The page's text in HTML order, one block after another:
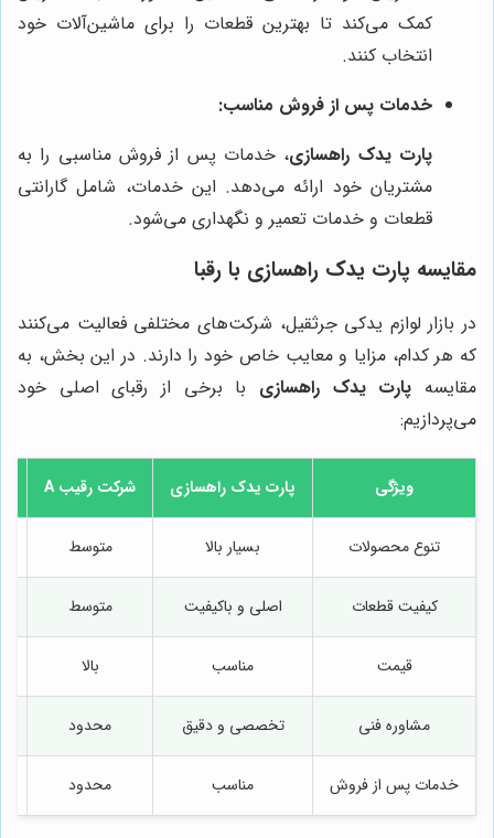
کمک می‌کند تا بهترین قطعات را برای ماشین‌آلات خود
انتخاب کنند.
خدمات پس از فروش مناسب:
پارت یدک راهسازی، خدمات پس از فروش مناسبی را به
مشتریان خود ارائه می‌دهد. این خدمات، شامل گارانتی
قطعات و خدمات تعمیر و نگهداری می‌شود.
مقایسه پارت یدک راهسازی با رقبا
در بازار لوازم یدکی جرثقیل، شرکت‌های مختلفی فعالیت می‌کنند
که هر کدام، مزایا و معایب خاص خود را دارند. در این بخش، به
مقایسه پارت یدک راهسازی با برخی از رقبای اصلی خود
می‌پردازیم:
ویژگی پارت یدک راهسازی شرکت رقیب A
تنوع محصولات بسیار بالا متوسط
کیفیت قطعات اصلی و باکیفیت متوسط
قیمت مناسب بالا
مشاوره فنی تخصصی و دقیق محدود
خدمات پس از فروش مناسب محدود